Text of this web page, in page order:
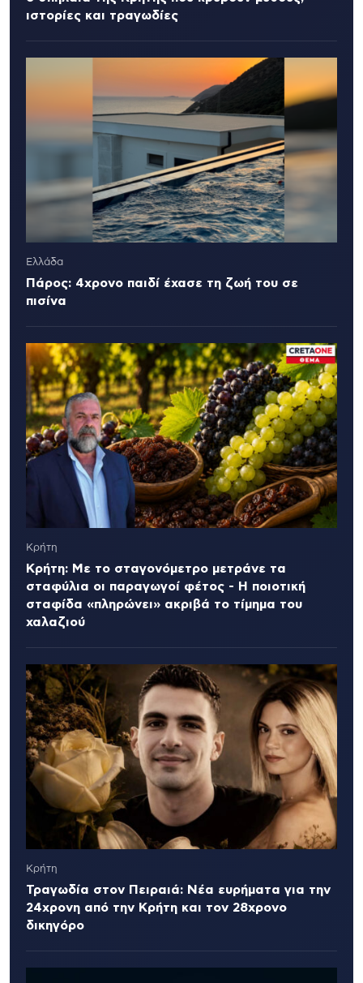
ιστορίες και τραγωδίες
Ελλάδα
Πάρος: 4χρονο παιδί έχασε τη ζωή του σε
πισίνα
Κρήτη
Κρήτη: Με το σταγονόμετρο μετράνε τα
σταφύλια οι παραγωγοί φέτος - Η ποιοτική
σταφίδα «πληρώνει» ακριβά το τίμημα του
χαλαζιού
Κρήτη
Τραγωδία στον Πειραιά: Νέα ευρήματα για την
24χρονη από την Κρήτη και τον 28χρονο
δικηγόρο